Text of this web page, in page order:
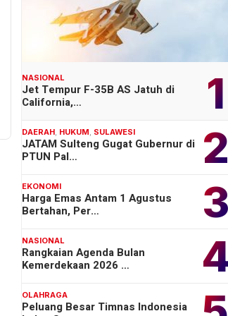
1
NASIONAL
Jet Tempur F-35B AS Jatuh di
California,…
2
DAERAH HUKUM SULAWESI
JATAM Sulteng Gugat Gubernur di
PTUN Pal…
3
EKONOMI
Harga Emas Antam 1 Agustus
Bertahan, Per…
4
NASIONAL
Rangkaian Agenda Bulan
Kemerdekaan 2026 …
OLAHRAGA
Peluang Besar Timnas Indonesia